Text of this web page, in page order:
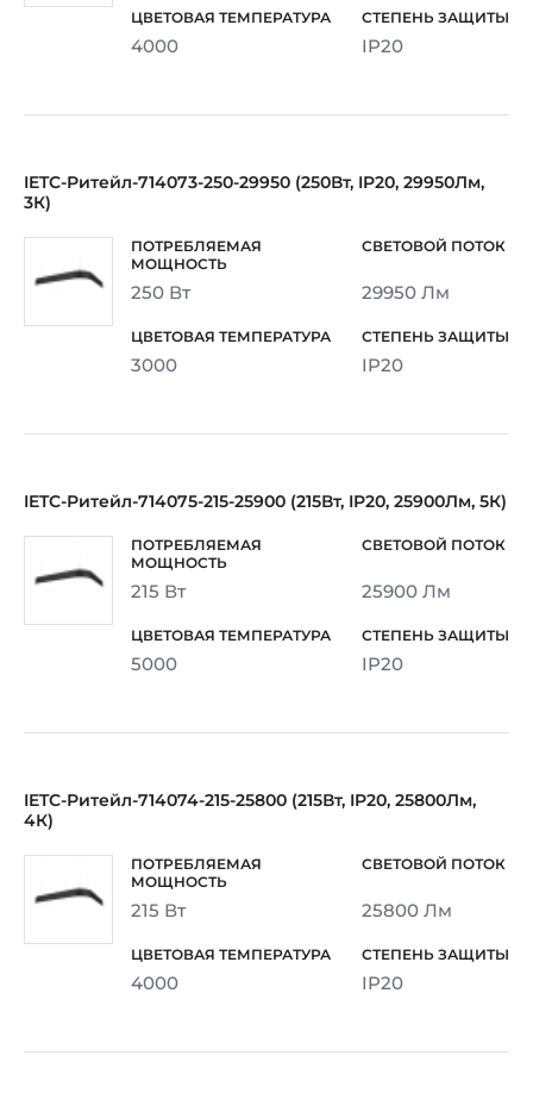
4000 IP20
IETC-Ритейл-714073-250-29950 (250Вт, IP20, 29950Лм,
3К)
250 Вт 29950 Лм
3000 IP20
IETC-Ритейл-714075-215-25900 (215Вт, IP20, 25900Лм, 5К)
215 Вт 25900 Лм
5000 IP20
IETC-Ритейл-714074-215-25800 (215Вт, IP20, 25800Лм,
4К)
215 Вт 25800 Лм
4000 IP20